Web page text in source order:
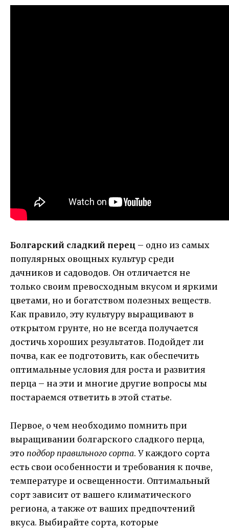
Болгарский сладкий перец – одно из самых
популярных овощных культур среди
дачников и садоводов. Он отличается не
только своим превосходным вкусом и яркими
цветами, но и богатством полезных веществ.
Как правило, эту культуру выращивают в
открытом грунте, но не всегда получается
достичь хороших результатов. Подойдет ли
почва, как ее подготовить, как обеспечить
оптимальные условия для роста и развития
перца – на эти и многие другие вопросы мы
постараемся ответить в этой статье.
Первое, о чем необходимо помнить при
выращивании болгарского сладкого перца,
это подбор правильного сорта. У каждого сорта
есть свои особенности и требования к почве,
температуре и освещенности. Оптимальный
сорт зависит от вашего климатического
региона, а также от ваших предпочтений
вкуса. Выбирайте сорта, которые